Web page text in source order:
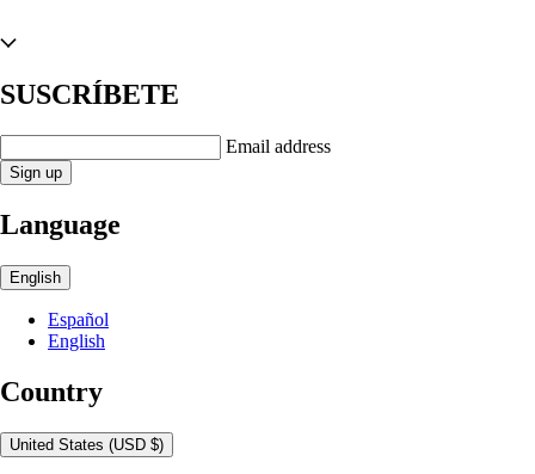
SUSCRÍBETE
Email address
Sign up
Language
English
Español
English
Country
United States (USD $)